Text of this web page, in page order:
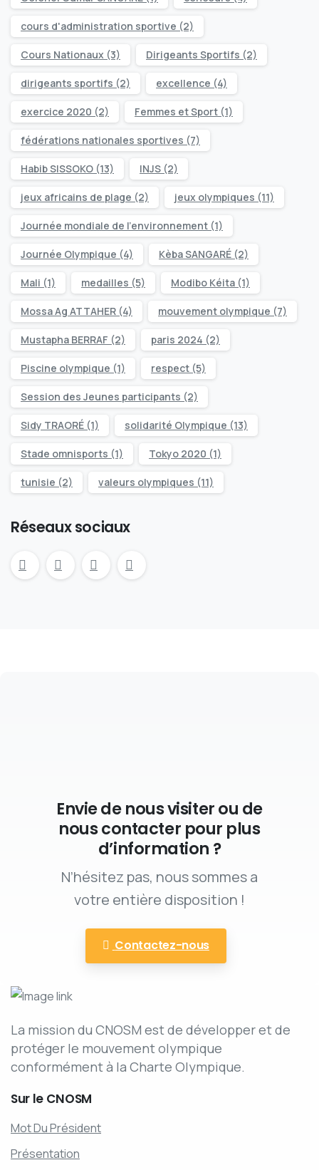
cours d'administration sportive (2)
Cours Nationaux (3) Dirigeants Sportifs (2)
dirigeants sportifs (2) excellence (4)
exercice 2020 (2) Femmes et Sport (1)
fédérations nationales sportives (7)
Habib SISSOKO (13) INJS (2)
jeux africains de plage (2) jeux olympiques (11)
Journée mondiale de l’environnement (1)
Journée Olympique (4) Kèba SANGARÉ (2)
Mali (1) medailles (5) Modibo Kéita (1)
Mossa Ag ATTAHER (4) mouvement olympique (7)
Mustapha BERRAF (2) paris 2024 (2)
Piscine olympique (1) respect (5)
Session des Jeunes participants (2)
Sidy TRAORÉ (1) solidarité Olympique (13)
Stade omnisports (1) Tokyo 2020 (1)
tunisie (2) valeurs olympiques (11)
Réseaux sociaux
Envie de nous visiter ou de
nous contacter pour plus
d’information ?
N’hésitez pas, nous sommes a
votre entière disposition !
Contactez-nous
La mission du CNOSM est de développer et de
protéger le mouvement olympique
conformément à la Charte Olympique.
Sur le CNOSM
Mot Du Président
Présentation